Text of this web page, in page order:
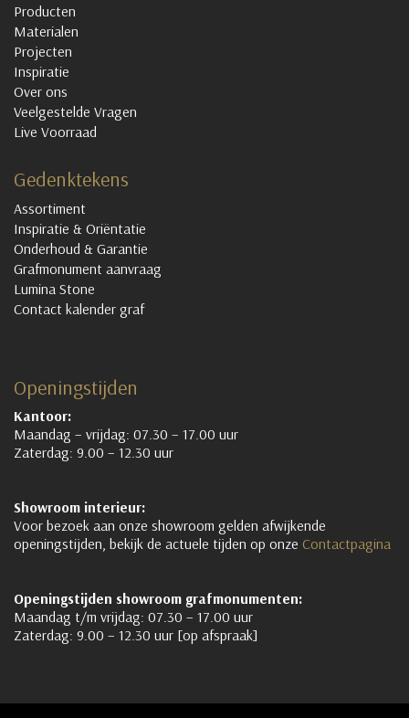
Producten
Materialen
Projecten
Inspiratie
Over ons
Veelgestelde Vragen
Live Voorraad
Gedenktekens
Assortiment
Inspiratie & Oriëntatie
Onderhoud & Garantie
Grafmonument aanvraag
Lumina Stone
Contact kalender graf
Openingstijden
Kantoor:
Maandag – vrijdag: 07.30 – 17.00 uur
Zaterdag: 9.00 – 12.30 uur
Showroom interieur:
Voor bezoek aan onze showroom gelden afwijkende
openingstijden, bekijk de actuele tijden op onze Contactpagina
Openingstijden showroom grafmonumenten:
Maandag t/m vrijdag: 07.30 – 17.00 uur
Zaterdag: 9.00 – 12.30 uur [op afspraak]